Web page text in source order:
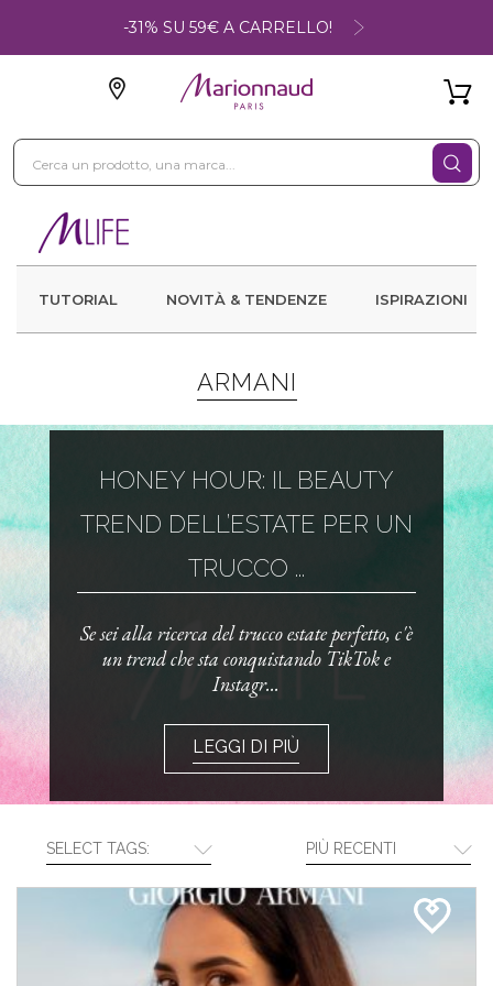
-31% SU 59€ A CARRELLO!
TUTORIAL NOVITÀ & TENDENZE ISPIRAZIONI
ARMANI
HONEY HOUR: IL BEAUTY
TREND DELL’ESTATE PER UN
TRUCCO ...
Se sei alla ricerca del trucco estate perfetto, c'è
un trend che sta conquistando TikTok e
Instagr...
LEGGI DI PIÙ
CREA LA TUA ROUTINE CON I
SELECT TAGS: PIÙ RECENTI